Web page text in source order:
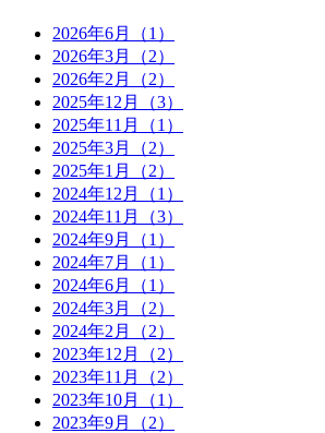
2026年6月（1）
2026年3月（2）
2026年2月（2）
2025年12月（3）
2025年11月（1）
2025年3月（2）
2025年1月（2）
2024年12月（1）
2024年11月（3）
2024年9月（1）
2024年7月（1）
2024年6月（1）
2024年3月（2）
2024年2月（2）
2023年12月（2）
2023年11月（2）
2023年10月（1）
2023年9月（2）